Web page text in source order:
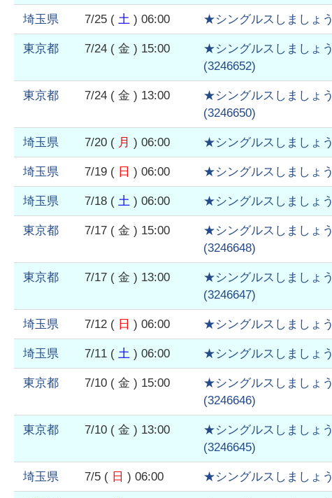
埼玉県 7/25 (土 )06:00 ★シングルスしまし
東京都 7/24 ( 金 ) 15:00
★シングルスしましょ
(3246652)
東京都 7/24 ( 金 ) 13:00
★シングルスしましょ
(3246650)
埼玉県 7/20 ( 月 )06:00 ★シングルスしまし
埼玉県 7/19 ( 日 )06:00 ★シングルスしまし
埼玉県 7/18 (土 )06:00 ★シングルスしまし
東京都 7/17 ( 金 ) 15:00
★シングルスしましょ
(3246648)
東京都 7/17 ( 金 ) 13:00
★シングルスしましょ
(3246647)
埼玉県 7/12 ( 日 )06:00 ★シングルスしまし
埼玉県 7/11 (土 )06:00 ★シングルスしまし
東京都 7/10 ( 金 ) 15:00
★シングルスしましょ
(3246646)
東京都 7/10 ( 金 ) 13:00
★シングルスしましょ
(3246645)
埼玉県 7/5 ( 日 )06:00 ★シングルスしまし